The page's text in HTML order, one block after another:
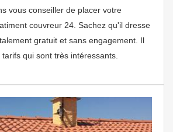
vous conseiller de placer votre
couvreur 24. Sachez qu'il dresse
gratuit et sans engagement. Il
qui sont très intéressants.